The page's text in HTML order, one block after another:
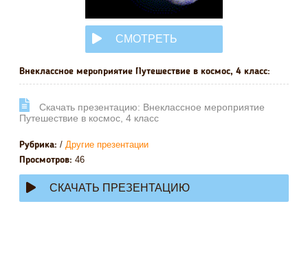
СМОТРЕТЬ
ОНЛАЙН
Внеклассное мероприятие Путешествие в космос, 4 класс:
Cкачать презентацию: Внеклассное мероприятие
Путешествие в космос, 4 класс
Рубрика: / Другие презентации
Просмотров: 46
СКАЧАТЬ ПРЕЗЕНТАЦИЮ